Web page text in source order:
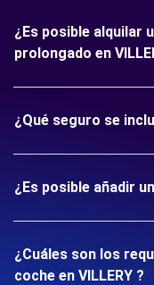
¿Es posible alquilar
prolongado en
¿Qué seguro se
¿Es posible añadir
¿Cuáles son los
coche en VILLERY ?